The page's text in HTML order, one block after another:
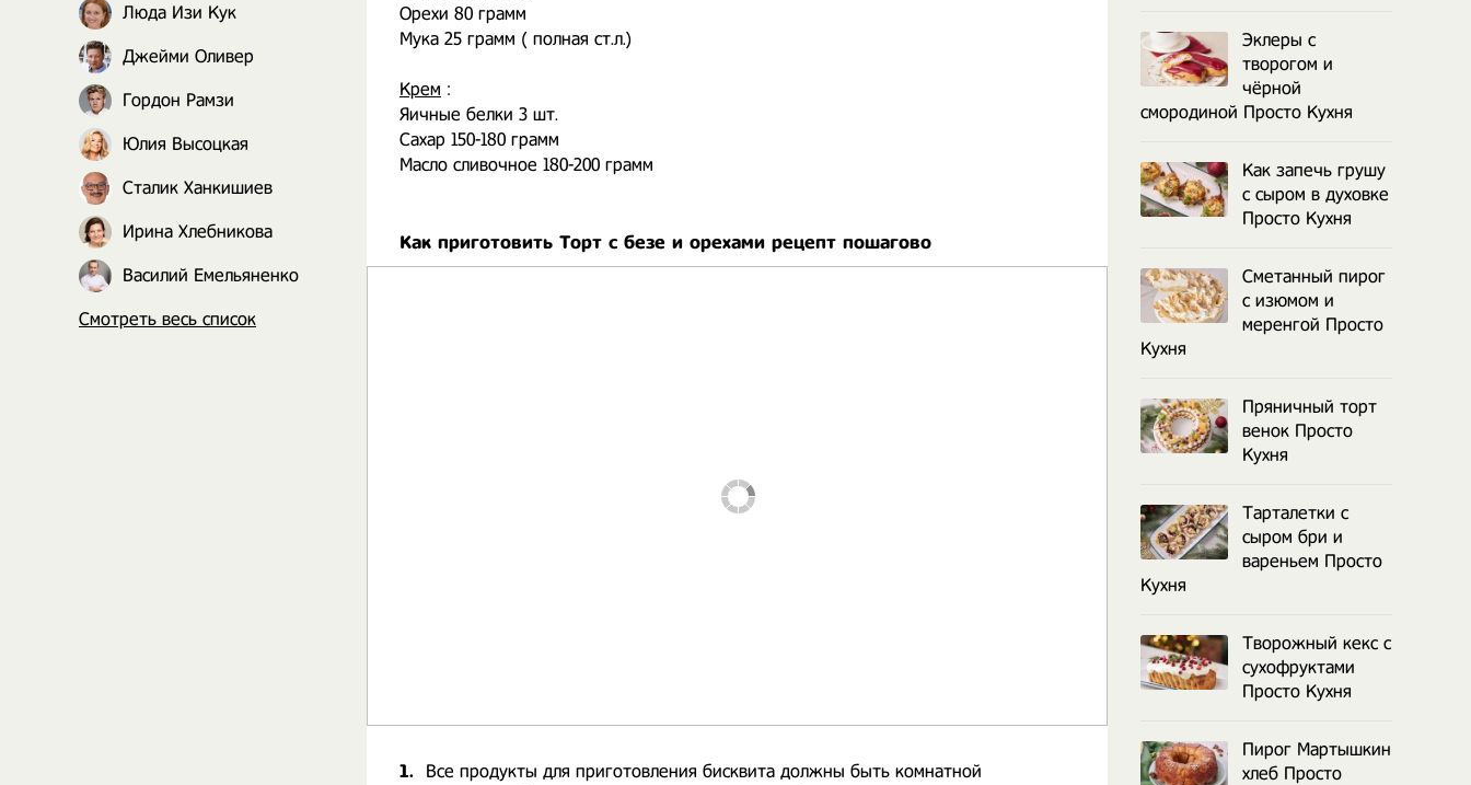
Орехи 80 грамм
Мука 25 грамм ( полная ст.л.)
Крем :
Яичные белки 3 шт.
Сахар 150-180 грамм
Масло сливочное 180-200 грамм
Как приготовить Торт с безе и орехами рецепт пошагово
1.
Все продукты для приготовления бисквита должны быть комнатной
Люда Изи Кук
Джейми Оливер
Гордон Рамзи
Юлия Высоцкая
Сталик Ханкишиев
Ирина Хлебникова
Василий Емельяненко
Смотреть весь список
Эклеры с
творогом и
чёрной
смородиной Просто Кухня
Как запечь грушу
с сыром в духовке
Просто Кухня
Сметанный пирог
с изюмом и
меренгой Просто
Кухня
Пряничный торт
венок Просто
Кухня
Тарталетки с
сыром бри и
вареньем Просто
Кухня
Творожный кекс с
сухофруктами
Просто Кухня
Пирог Мартышкин
хлеб Просто